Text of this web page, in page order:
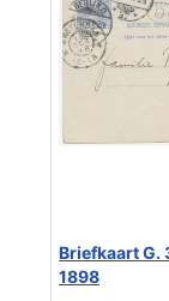
Briefkaart G.
1898